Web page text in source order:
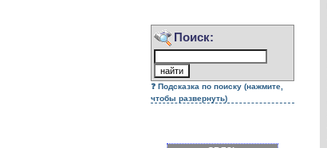
Поиск:
Подсказка по поиску (нажмите,
чтобы развернуть)